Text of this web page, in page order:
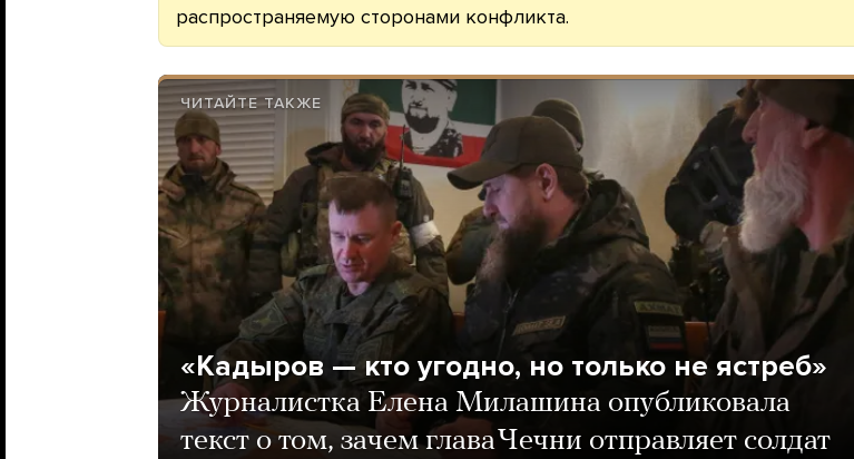
распространяемую сторонами конфликта.
ЧИТАЙТЕ ТАКЖЕ
«Кадыров — кто угодно, но только не ястреб»
Журналистка Елена Милашина опубликовала
текст о том, зачем глава Чечни отправляет солдат